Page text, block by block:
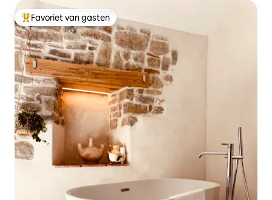
Topfavoriet van gasten
Favoriet van gasten